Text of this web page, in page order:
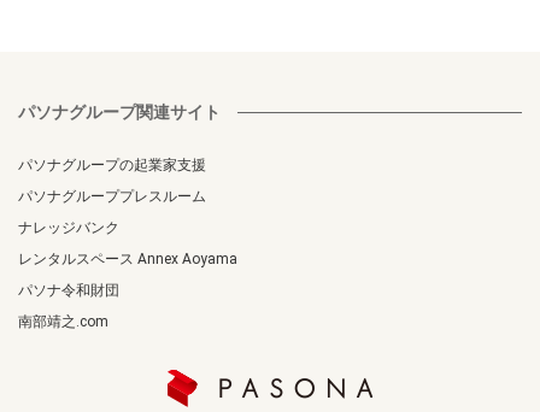
パソナグループ関連サイト
パソナグループの起業家支援
パソナグループプレスルーム
ナレッジバンク
レンタルスペース Annex Aoyama
パソナ令和財団
南部靖之.com